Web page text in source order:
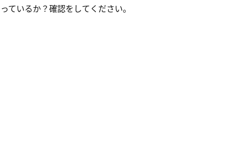
いるか？確認をしてください。